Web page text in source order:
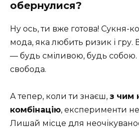
обернулися?
Ну ось, ти вже готова! Сукня-
мода, яка любить ризик і
— будь сміливою, будь
свобода.
А тепер, коли ти знаєш, з чим
комбінацію, експерименти
Лишай місце для